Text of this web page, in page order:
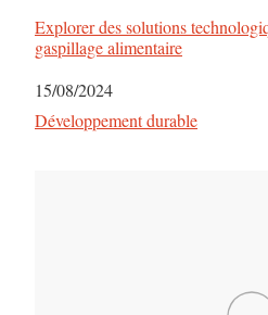
Explorer des solutions
gaspillage alimentaire
Date
15/08/2024
Par rapport à
Développement durable